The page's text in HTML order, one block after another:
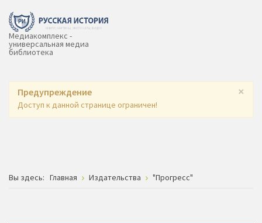
Медиакомплекс -
универсальная медиа
библиотека
×
Предупреждение
Доступ к данной странице ограничен!
Вы здесь: Главная Издательства "Прогресс"